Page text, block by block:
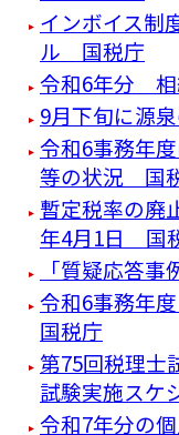
インボイス制
ル 国税庁
令和6年分
9月下旬に源
令和6事務年
等の状況 国
暫定税率の廃
年4月1日 国
「質疑応答
令和6事務年
国税庁
第75回税理士
試験実施ス
令和7年分の